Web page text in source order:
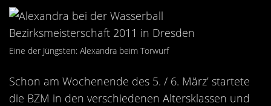
Videos
Bekleidung
Eine der Jüngsten: Alexandra beim Torwurf
Schon am Wochenende des 5. / 6. März’ startete
die BZM in den verschiedenen Altersklassen und